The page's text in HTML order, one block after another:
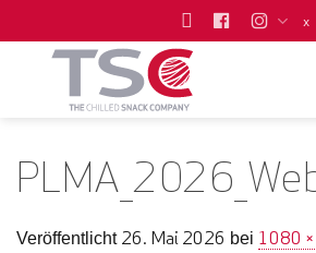
Inhalt
x
Veröffentlicht 26. Mai 2026 bei 1080